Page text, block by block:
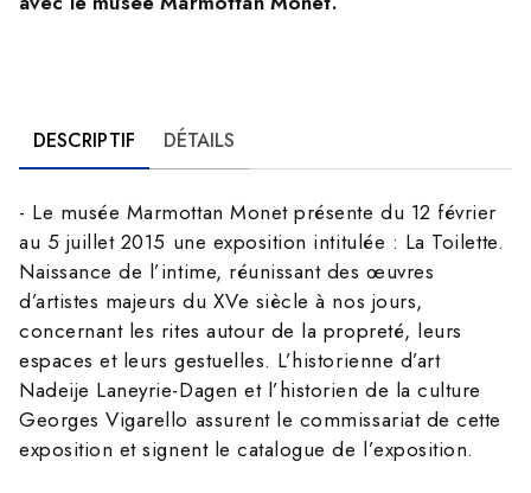
DESCRIPTIF DÉTAILS
- Le musée Marmottan Monet présente du 12 février
au 5 juillet 2015 une exposition intitulée : La Toilette.
Naissance de l’intime, réunissant des œuvres
d’artistes majeurs du XVe siècle à nos jours,
concernant les rites autour de la propreté, leurs
espaces et leurs gestuelles. L’historienne d’art
Nadeije Laneyrie-Dagen et l’historien de la culture
Georges Vigarello assurent le commissariat de cette
exposition et signent le catalogue de l’exposition.